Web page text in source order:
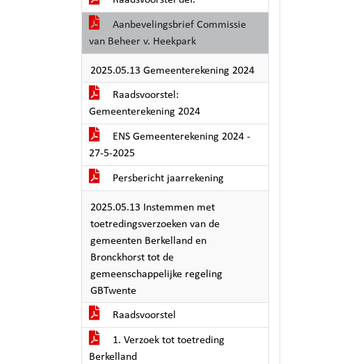
Aanbevelingsbrief Commissie
van Beheer v. Heekpark
2025.05.13 Gemeenterekening 2024
Raadsvoorstel:
Gemeenterekening 2024
ENS Gemeenterekening 2024 -
27-5-2025
Persbericht jaarrekening
2025.05.13 Instemmen met
toetredingsverzoeken van de
gemeenten Berkelland en
Bronckhorst tot de
gemeenschappelijke regeling
GBTwente
Raadsvoorstel
1. Verzoek tot toetreding
Berkelland